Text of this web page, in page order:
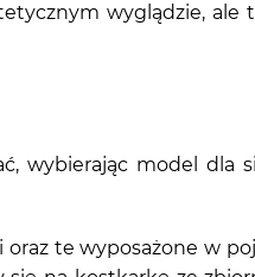
wyglądzie, ale
wybierając model dla
te wyposażone w